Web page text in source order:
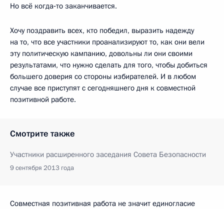
Но всё когда‑то заканчивается.
Хочу поздравить всех, кто победил, выразить надежду
на то, что все участники проанализируют то, как они вели
эту политическую кампанию, довольны ли они своими
результатами, что нужно сделать для того, чтобы добиться
большего доверия со стороны избирателей. И в любом
случае все приступят с сегодняшнего дня к совместной
позитивной работе.
Смотрите также
Участники расширенного заседания Совета Безопасности
9 сентября 2013 года
Совместная позитивная работа не значит единогласие